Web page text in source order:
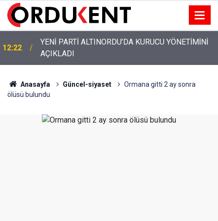
12:22
YENİ PARTİ ALTINORDU’DA KURUCU YÖNETİMİNİ
AÇIKLADI
Anasayfa Güncel-siyaset
Ormana gitti 2 ay sonra
ölüsü bulundu